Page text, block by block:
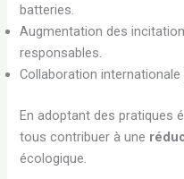
batteries.
Augmentation des
responsables.
Collaboration
En adoptant des pratiques
tous contribuer à une
écologique.